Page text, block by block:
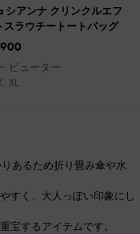
シアンナ クリンクルエフ
スラウチートートバッグ
: ピューター
XL
あるため折り畳み傘や水
すく、大人っぽい印象にし
宝するアイテムです。